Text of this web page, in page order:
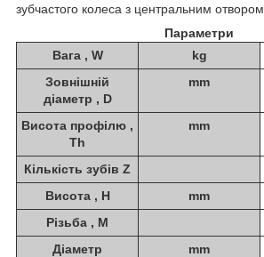
зубчастого колеса з центральним отвором.
Параметри
Вага , W
kg
Зовнішній
діаметр , D
mm
Висота профілю ,
Th
mm
Кількість зубів Z
Висота , H
mm
Різьба , M
Діаметр
mm